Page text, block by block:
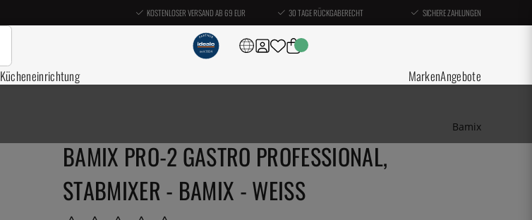
KOSTENLOSER VERSAND AB 69 EUR 30 TAGE RÜCKGABERECHT SICHERE ZAHLUNGEN
Kücheneinrichtung MarkenAngebote
Bamix
BAMIX PRO-2 GASTRO PROFESSIONAL,
STABMIXER - BAMIX - WEISS